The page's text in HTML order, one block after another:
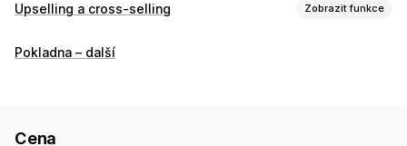
Upselling a cross-selling Zobrazit funkce
Přizpůsobení
Nabídky a doporučení
Pokladna – další
Cena